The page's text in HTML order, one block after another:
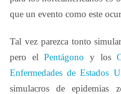
que un evento como este
Tal vez parezca tonto
pero elPentágono y los
Enfermedades de Estados
simulacros de epidemias